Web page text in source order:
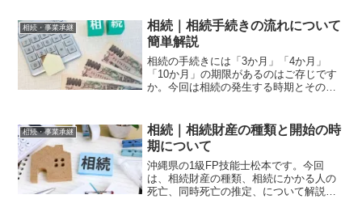
相続・事業承継
相続｜相続手続きの流れについて
簡単解説
相続の手続きには「3か月」「4か月」
「10か月」の期限があるのはご存じです
か。今回は相続の発生する時期とその後
相続が発生する可能性のある方は必見で
す。
相続・事業承継
相続｜相続財産の種類と開始の時
期について
沖縄県の1級FP技能士松本です。今回
は、相続財産の種類、相続にかかる人の
死亡、同時死亡の推定、について解説し